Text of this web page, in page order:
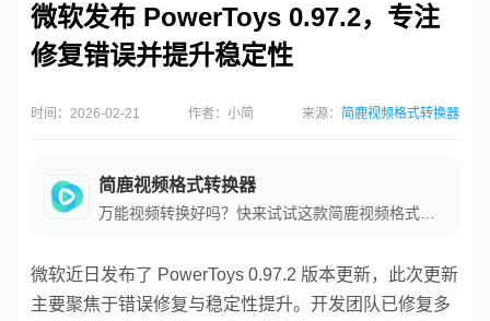
微软发布 PowerToys 0.97.2，专注
修复错误并提升稳定性
时间：2026-02-21 作者：小简 来源： 简鹿视频格式转换器
简鹿视频格式转换器
微软近日发布了 PowerToys 0.97.2 版本更新，此次更新
主要聚焦于错误修复与稳定性提升。开发团队已修复多